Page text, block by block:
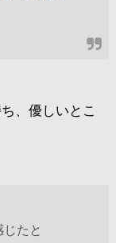
、優しいとこ
たと